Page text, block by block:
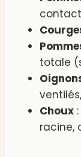
totale
Choux
racine,